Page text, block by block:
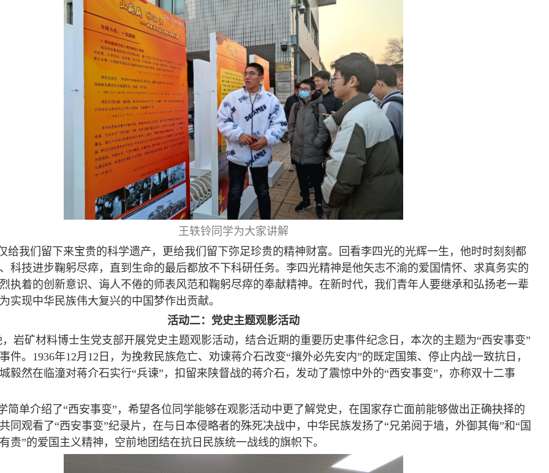
王轶铃同学为大家讲解
给我们留下来宝贵的科学遗产，更给我们留下弥足珍贵的精神财富。回看李四光的光辉一生，他时时刻刻都
科技进步鞠躬尽瘁，直到生命的最后都放不下科研任务。李四光精神是他矢志不渝的爱国情怀、求真务实的
执着的创新意识、诲人不倦的师表风范和鞠躬尽瘁的奉献精神。在新时代，我们青年人要继承和弘扬老一辈
实现中华民族伟大复兴的中国梦作出贡献。
活动二：党史主题观影活动
岩矿材料博士生党支部开展党史主题观影活动，结合近期的重要历史事件纪念日，本次的主题为“西安事变”
件。 1936年12月 12 日，为挽救民族危亡、劝谏蒋介石改变“攘外必先安内”的既定国策、停止内战一致抗日，
毅然在临潼对蒋介石实行“兵谏” ，扣留来陕督战的蒋介石，发动了震惊中外的“西安事变” ，亦称双十二事
简单介绍了“西安事变”，希望各位同学能够在观影活动中更了解党史，在国家存亡面前能够做出正确抉择的
同观看了“西安事变”纪录片，在与日本侵略者的殊死决战中，中华民族发扬了“兄弟阋于墙，外御其侮”和“国
责”的爱国主义精神，空前地团结在抗日民族统一战线的旗帜下。